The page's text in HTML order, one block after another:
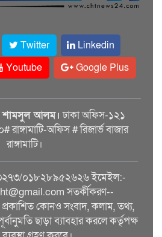
Twitter
Linkedin
Youtube Google Plus
আলম। ঢাকা অফিস-১২১
রাঙ্গামাটি-অফিস # রিজার্ভ বাজার
রাঙ্গামাটি।
০১৮২৮৯৫২৬২৬ ইমেইল:-
সতর্কীকরণ--
কোনও সংবাদ, কলাম, তথ্য,
ছাড়া ব্যাবহার করলে কর্তৃপক্ষ